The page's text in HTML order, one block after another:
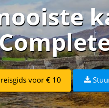
voor € 10